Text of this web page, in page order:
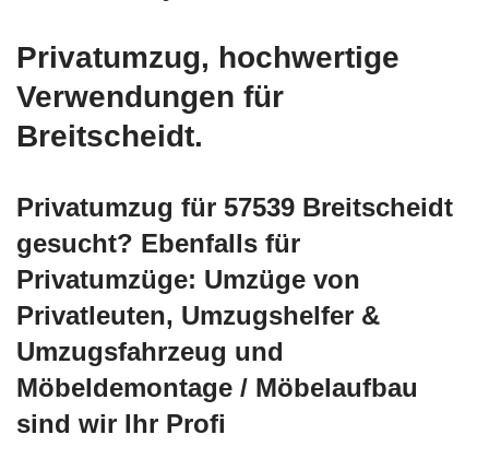
Privatumzug, hochwertige
Verwendungen für
Breitscheidt.
Privatumzug für 57539 Breitscheidt
gesucht? Ebenfalls für
Privatumzüge: Umzüge von
Privatleuten, Umzugshelfer &
Umzugsfahrzeug und
Möbeldemontage / Möbelaufbau
sind wir Ihr Profi